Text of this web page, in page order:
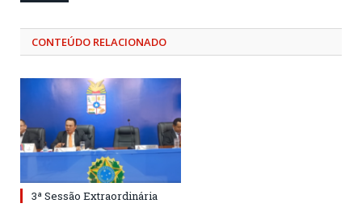
CONTEÚDO RELACIONADO
3ª Sessão Extraordinária